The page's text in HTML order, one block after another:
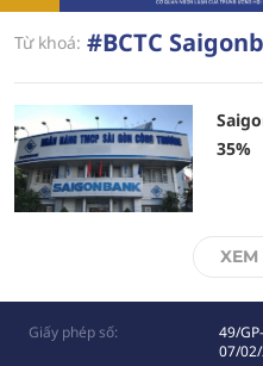
Từ khoá: #BCTC
35%
XEM
Giấy phép số:
49/
07/